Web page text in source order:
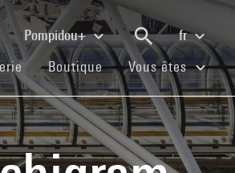
Pompidou+
fr
(current)Boutique(current)Vous êtes